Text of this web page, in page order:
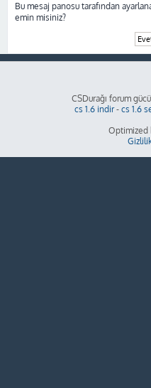
Bu mesaj panosu tarafından
emin misiniz?
CSDurağı forum
cs 1.6 indir- cs 1.6
Optimized